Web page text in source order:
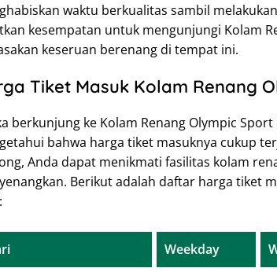
waktu berkualitas sambil
kesempatan untuk mengunjungi Kolam
keseruan berenang di tempat ini.
Tiket Masuk Kolam Renang
berkunjung ke Kolam Renang Olympic
bahwa harga tiket masuknya cukup
Anda dapat menikmati fasilitas kolam
Berikut adalah daftar harga tiket
Weekday